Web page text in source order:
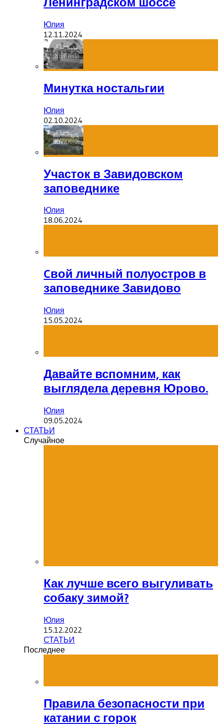
Юлия
12.11.2024
Минутка ностальгии
Юлия
02.10.2024
Участок в Завидовском
заповеднике
Юлия
18.06.2024
Cвой личный полуостров в
заповеднике Завидово
Юлия
15.05.2024
Давайте вспомним, как
выглядела деревня Юрово.
Юлия
09.05.2024
СТАТЬИ
Случайное
Как лучше всего выгуливать
собаку зимой?
Юлия
15.12.2022
СТАТЬИ
Последнее
Правила безопасности при
катании с горок